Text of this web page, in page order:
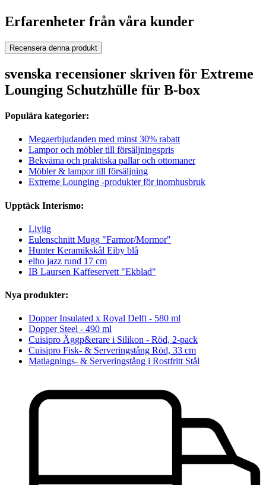
Erfarenheter från våra kunder
Recensera denna produkt
svenska recensioner skriven för Extreme
Lounging Schutzhülle für B-box
Populära kategorier:
Megaerbjudanden med minst 30% rabatt
Lampor och möbler till försäljningspris
Bekväma och praktiska pallar och ottomaner
Möbler & lampor till försäljning
Extreme Lounging -produkter för inomhusbruk
Upptäck Interismo:
Livlig
Eulenschnitt Mugg "Farmor/Mormor"
Hunter Keramikskål Eiby blå
elho jazz rund 17 cm
IB Laursen Kaffeservett "Ekblad"
Nya produkter:
Dopper Insulated x Royal Delft - 580 ml
Dopper Steel - 490 ml
Cuisipro Äggp&erare i Silikon - Röd, 2-pack
Cuisipro Fisk- & Serveringstång Röd, 33 cm
Matlagnings- & Serveringstång i Rostfritt Stål